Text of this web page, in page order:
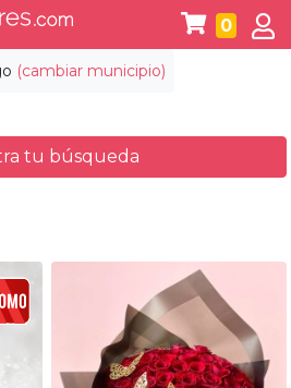
(cambiar municipio)
0
tu búsqueda